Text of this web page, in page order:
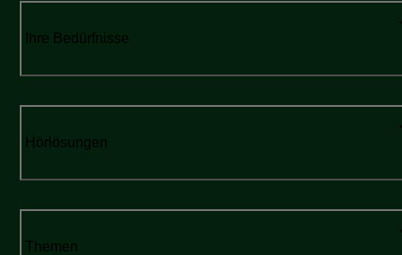
Ihre Bedürfnisse
Hörlösungen
Themen